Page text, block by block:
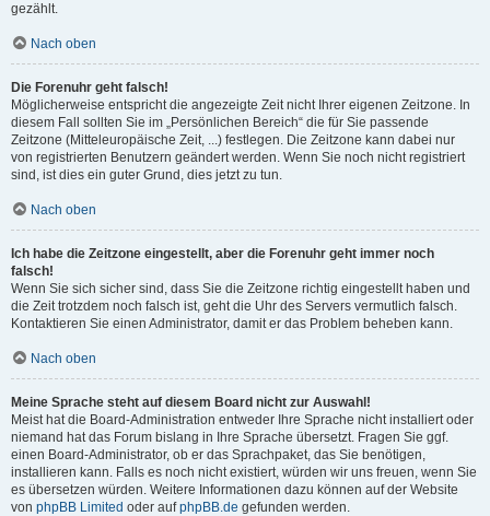
gezählt.
Nach oben
Die Forenuhr geht falsch!
Möglicherweise entspricht die angezeigte Zeit nicht Ihrer eigenen Zeitzone. In
diesem Fall sollten Sie im „Persönlichen Bereich“ die für Sie passende
Zeitzone (Mitteleuropäische Zeit, ...) festlegen. Die Zeitzone kann dabei nur
von registrierten Benutzern geändert werden. Wenn Sie noch nicht registriert
sind, ist dies ein guter Grund, dies jetzt zu tun.
Nach oben
Ich habe die Zeitzone eingestellt, aber die Forenuhr geht immer noch
falsch!
Wenn Sie sich sicher sind, dass Sie die Zeitzone richtig eingestellt haben und
die Zeit trotzdem noch falsch ist, geht die Uhr des Servers vermutlich falsch.
Kontaktieren Sie einen Administrator, damit er das Problem beheben kann.
Nach oben
Meine Sprache steht auf diesem Board nicht zur Auswahl!
Meist hat die Board-Administration entweder Ihre Sprache nicht installiert oder
niemand hat das Forum bislang in Ihre Sprache übersetzt. Fragen Sie ggf.
einen Board-Administrator, ob er das Sprachpaket, das Sie benötigen,
installieren kann. Falls es noch nicht existiert, würden wir uns freuen, wenn Sie
es übersetzen würden. Weitere Informationen dazu können auf der Website
von phpBB Limited oder aufphpBB.de gefunden werden.